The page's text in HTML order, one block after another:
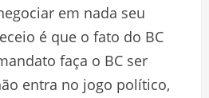
em nada seu
é que o fato do BC
faça o BC ser
entra no jogo político,